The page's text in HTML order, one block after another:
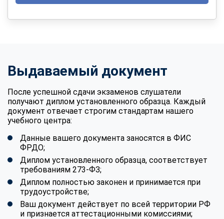
Выдаваемый документ
После успешной сдачи экзаменов слушатели
получают диплом установленного образца. Каждый
документ отвечает строгим стандартам нашего
учебного центра:
Данные вашего документа заносятся в ФИС
ФРДО;
Диплом установленного образца, соответствует
требованиям 273-ФЗ;
Диплом полностью законен и принимается при
трудоустройстве;
Ваш документ действует по всей территории РФ
и признается аттестационными комиссиями;